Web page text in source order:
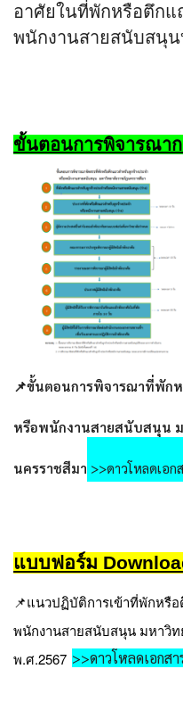
อาศัยในที่พักหรือตึกแ
พนักงานสายสนับสนุน
ขั้นตอนการพิจารณา
📌ขั้นตอนการพิจารณาที่พักห
หรือพนักงานสายสนับสนุน
นครราชสีมา >>ดาวโหลดเอก
แบบฟอร์ม
📌แนวปฏิบัติการเข้าที่พักหรื
พนักงานสายสนับสนุน มหาวิ
พ.ศ.2567 >>ดาวโหลดเอกส